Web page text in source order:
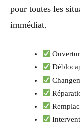
pour toutes les
immédiat.